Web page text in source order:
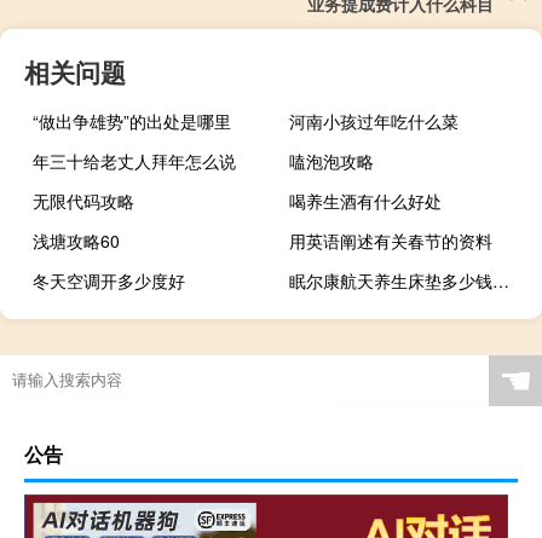
相关问题
“做出争雄势”的出处是哪里
河南小孩过年吃什么菜
年三十给老丈人拜年怎么说
嗑泡泡攻略
无限代码攻略
喝养生酒有什么好处
浅塘攻略60
用英语阐述有关春节的资料
冬天空调开多少度好
眠尔康航天养生床垫多少钱一个
☚
公告